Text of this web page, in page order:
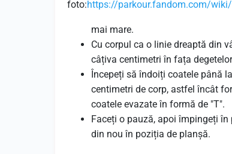
foto:https://parkour.fandom.com/wiki/
mai mare.
Cu corpul ca o linie dreaptă din
câțiva centimetri în fața
Începeți să îndoiți coatele până
centimetri de corp, astfel încât
coatele evazate în formă de "T".
Faceți o pauză, apoi împingeți
din nou în poziția de planșă.